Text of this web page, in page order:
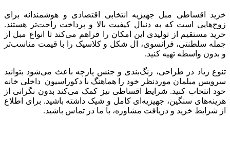
خرید اقساطی مبل جهیزیه انتخابی اقتصادی و هوشمندانه برای
زوج‌هایی است که به دنبال کیفیت بالا و پرداخت راحت‌تر هستند.
خرید مستقیم از تولیدی این امکان را فراهم می‌کند تا انواع مبل از
جمله سلطنتی، فرانسوی، ال شکل و کلاسیک را با قیمت مناسب‌تر
و بدون واسطه تهیه کنید.
تنوع زیاد در طراحی، رنگ‌بندی و جنس پارچه باعث می‌شود بتوانید
سرویس مبلمان موردنظر خود را هماهنگ با دکوراسیون داخلی خانه
خود انتخاب کنید. شرایط اقساطی نیز کمک می‌کند بدون نگرانی از
هزینه‌های سنگین، جهیزیه‌ای کامل و شیک داشته باشید. برای اطلاع
از شرایط خرید و دریافت مشاوره، با ما در تماس باشید.